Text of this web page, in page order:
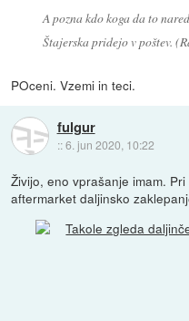
A pozna kdo koga da to
Štajerska pridejo v poštev.
POceni. Vzemi in teci.
fulgur
::6. jun 2020, 10:22
Živijo, eno vprašanje imam.
aftermarket daljinsko